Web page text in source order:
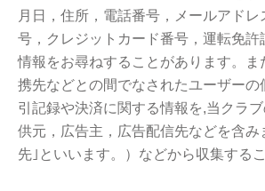
月日，住所，電話番号，メールアドレ
号，クレジットカード番号，運転免許
情報をお尋ねすることがあります。ま
携先などとの間でなされたユーザーの
引記録や決済に関する情報を,当クラ
供元，広告主，広告配信先などを含み
先｣といいます。）などから収集する